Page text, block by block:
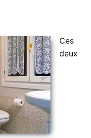
Ces
deux